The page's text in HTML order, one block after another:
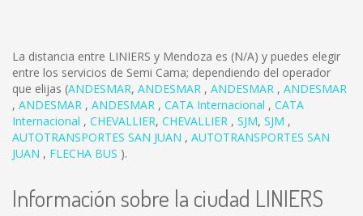
La distancia entre LINIERS y Mendoza es (N/A) y puedes elegir
entre los servicios de Semi Cama; dependiendo del operador
que elijas (ANDESMAR, ANDESMAR , ANDESMAR , ANDESMAR
, ANDESMAR , ANDESMAR , CATA Internacional , CATA
Internacional , CHEVALLIER, CHEVALLIER , SJM, SJM ,
AUTOTRANSPORTES SAN JUAN , AUTOTRANSPORTES SAN
JUAN , FLECHA BUS ).
Información sobre la ciudad LINIERS